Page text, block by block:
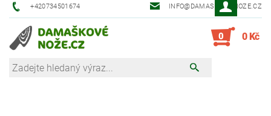
+420734501674 INFO@DAMASKOVE-NOZE.CZ
0 0 Kč